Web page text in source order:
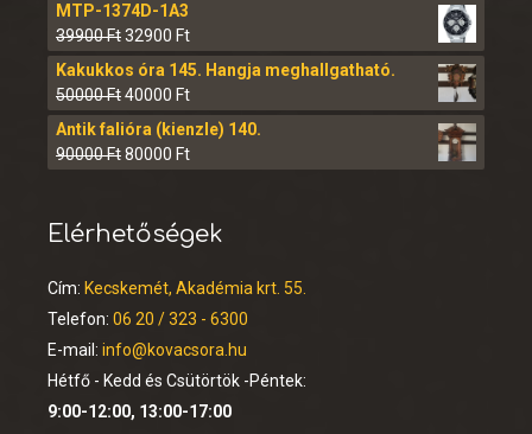
MTP-1374D-1A3
39900Ft32900 Ft
Kakukkos óra 145. Hangja meghallgatható.
50000Ft40000 Ft
Antik falióra (kienzle) 140.
90000Ft80000 Ft
Elérhetőségek
Cím: Kecskemét, Akadémia krt. 55.
Telefon: 06 20 / 323 - 6300
E-mail: info@kovacsora.hu
Hétfő - Kedd és Csütörtök -Péntek:
9:00-12:00, 13:00-17:00